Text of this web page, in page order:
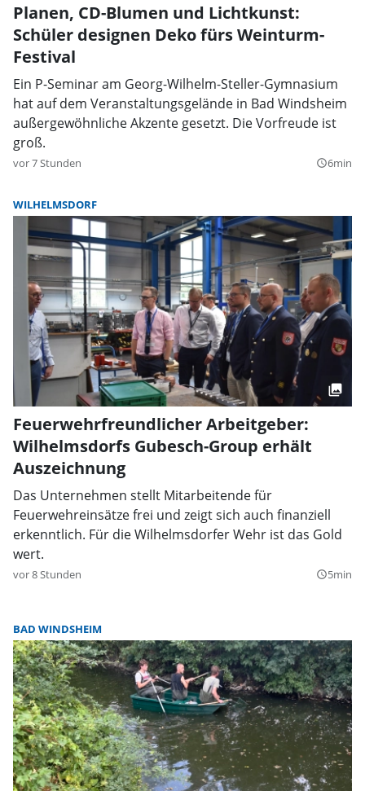
Planen, CD-Blumen und Lichtkunst:
Schüler designen Deko fürs Weinturm-
Festival
Ein P-Seminar am Georg-Wilhelm-Steller-Gymnasium
hat auf dem Veranstaltungsgelände in Bad Windsheim
außergewöhnliche Akzente gesetzt. Die Vorfreude ist
groß.
vor 7 Stunden query_builder6min
WILHELMSDORF
Feuerwehrfreundlicher Arbeitgeber:
Wilhelmsdorfs Gubesch-Group erhält
Auszeichnung
Das Unternehmen stellt Mitarbeitende für
Feuerwehreinsätze frei und zeigt sich auch finanziell
erkenntlich. Für die Wilhelmsdorfer Wehr ist das Gold
wert.
vor 8 Stunden query_builder5min
BAD WINDSHEIM